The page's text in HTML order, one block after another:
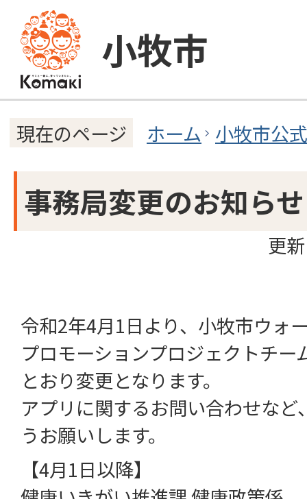
小牧市
現在のページ ホーム 小牧市公
事務局変更のお知らせ
更
令和2年4月1日より、小牧市ウォ
プロモーションプロジェクトチー
とおり変更となります。
アプリに関するお問い合わせなど
うお願いします。
【4月1日以降】